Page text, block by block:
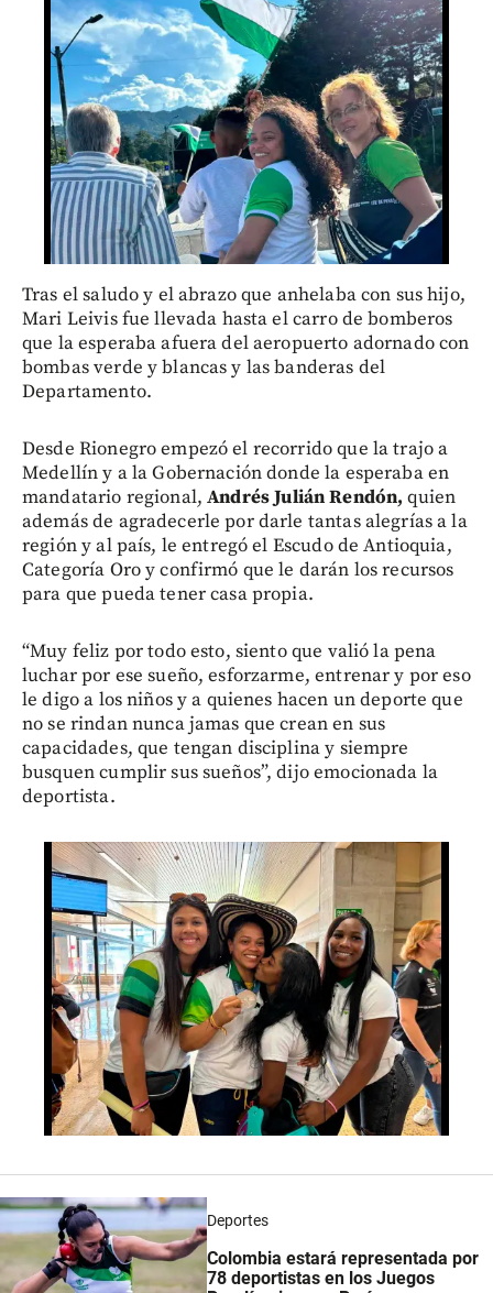
Tras el saludo y el abrazo que anhelaba con sus hijo,
Mari Leivis fue llevada hasta el carro de bomberos
que la esperaba afuera del aeropuerto adornado con
bombas verde y blancas y las banderas del
Departamento.
Desde Rionegro empezó el recorrido que la trajo a
Medellín y a la Gobernación donde la esperaba en
mandatario regional,Andrés Julián Rendón,quien
además de agradecerle por darle tantas alegrías a la
región y al país, le entregó el Escudo de Antioquia,
Categoría Oro y confirmó que le darán los recursos
para que pueda tener casa propia.
“Muy feliz por todo esto, siento que valió la pena
luchar por ese sueño, esforzarme, entrenar y por eso
le digo a los niños y a quienes hacen un deporte que
no se rindan nunca jamas que crean en sus
capacidades, que tengan disciplina y siempre
busquen cumplir sus sueños”, dijo emocionada la
deportista.
Deportes
Colombia estará representada por
78 deportistas en los Juegos